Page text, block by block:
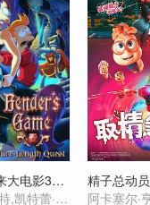
飞出个未来大电影3：班德的游戏
比利·维斯特,凯特蕾·萨加尔,约翰·迪·马吉欧,特蕾丝·麦克尼尔,莫里斯·拉马奇,菲尔·拉马,劳伦·汤姆,大卫·赫尔曼,凯斯·索西,弗兰克·维尔克
精子总动员